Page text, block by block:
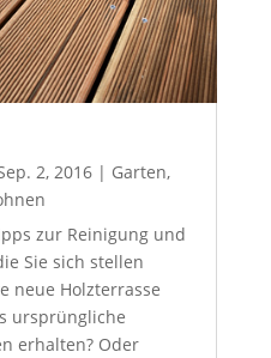
2, 2016| Garten,
zur Reinigung und
Sie sich stellen
neue Holzterrasse
ursprüngliche
erhalten? Oder